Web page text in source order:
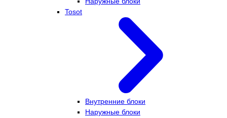
Tosot
Внутренние блоки
Наружные блоки